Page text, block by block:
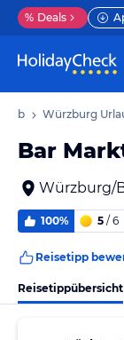
% Deals
Würzburg
Bar
Würzburg/
100% 5 / 6
Reisetipp
Reisetippübersicht